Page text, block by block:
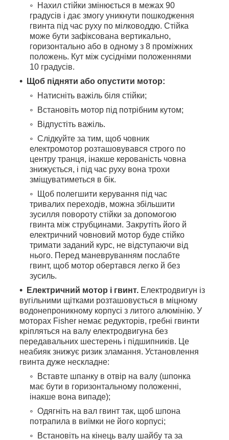
Нахил стійки змінюється в межах 90
градусів і дає змогу уникнути пошкодження
гвинта під час руху по мілководдю. Стійка
може бути зафіксована вертикально,
горизонтально або в одному з 8 проміжних
положень. Кут між сусідніми положеннями
10 градусів.
Щоб підняти або опустити мотор:
Натисніть важіль біля стійки;
Встановіть мотор під потрібним кутом;
Відпустіть важіль.
Слідкуйте за тим, щоб човник
електромотор розташовувався строго по
центру транця, інакше керованість човна
знижується, і під час руху вона трохи
зміщуватиметься в бік.
Щоб полегшити керування під час
тривалих переходів, можна збільшити
зусилля повороту стійки за допомогою
гвинта між струбцинами. Закрутіть його й
електричний човновий мотор буде стійко
тримати заданий курс, не відступаючи від
нього. Перед маневруванням послабте
гвинт, щоб мотор обертався легко й без
зусиль.
Електричний мотор і гвинт. Електродвигун із
вугільними щітками розташовується в міцному
водонепроникному корпусі з литого алюмінію. У
моторах Fisher немає редукторів, гребні гвинти
кріпляться на валу електродвигуна без
передавальних шестерень і підшипників. Це
неабияк знижує ризик зламання. Установлення
гвинта дуже нескладне:
Вставте шпанку в отвір на валу (шпонка
має бути в горизонтальному положенні,
інакше вона випаде);
Одягніть на вал гвинт так, щоб шпона
потрапила в виїмки не його корпусі;
Встановіть на кінець валу шайбу та за